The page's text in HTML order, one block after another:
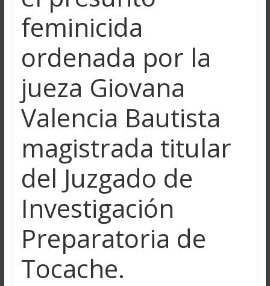
feminicida
ordenada por la
jueza Giovana
Valencia Bautista
magistrada titular
del Juzgado de
Investigación
Preparatoria de
Tocache.